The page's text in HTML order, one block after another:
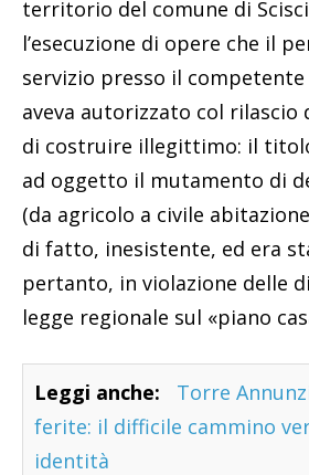
territorio del comune di
l’esecuzione di opere che il
servizio presso il
aveva autorizzato col rilascio
di costruire illegittimo: il
ad oggetto il mutamento di
(da agricolo a civile
di fatto, inesistente, ed era
pertanto, in violazione delle
legge regionale sul «piano
Leggi anche:
Torre
ferite: il difficile cammino
identità